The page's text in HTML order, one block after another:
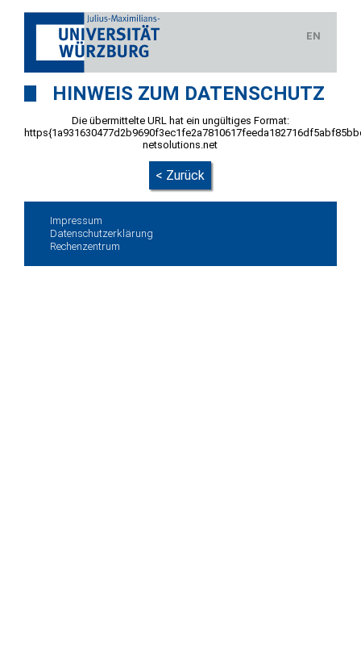
EN
HINWEIS ZUM DATENSCHUTZ
Die übermittelte URL hat ein ungültiges Format:
netsolutions.net
< Zurück
Impressum
Datenschutzerklärung
Rechenzentrum